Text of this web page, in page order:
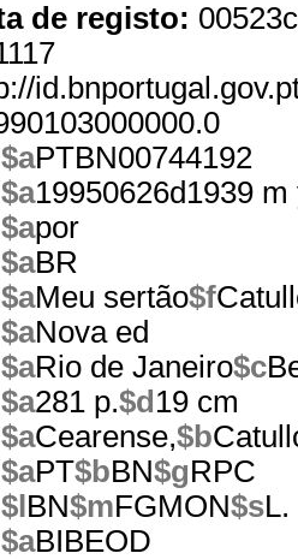
de registo:
$aPTBN00744192
$a19950626d1939
$apor
$aBR
$aMeu sertão$f
$aNova ed
$aRio de Janeiro$c
$a281 p.$d 19 cm
$aCearense,$b
$aPT$bBN$gRPC
$l BN$mFGMON$sL.
$aBIBEOD